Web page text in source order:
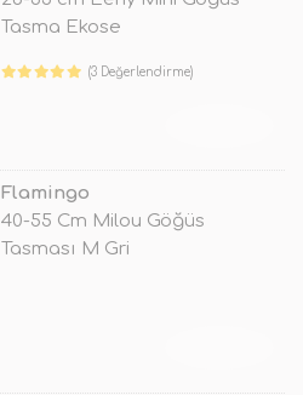
Tasma Ekose
(3 Değerlendirme)
Flamingo
40-55 Cm Milou Göğüs
Tasması M Gri